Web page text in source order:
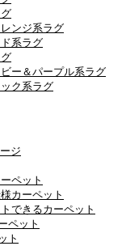
ンジ系ラグ
系ラグ
ー＆パープル系ラグ
ク系ラグ
ジ
ペット
カーペット
できるカーペット
ペット
ト